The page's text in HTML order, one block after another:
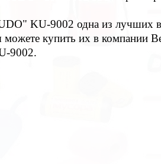
KU-9002 одна из лучших
купить их в компании
9002.